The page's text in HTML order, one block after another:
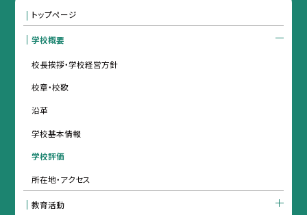
トップページ
学校概要
校長挨拶・学校経営方針
校章・校歌
沿革
学校基本情報
学校評価
所在地・アクセス
教育活動